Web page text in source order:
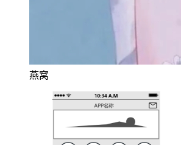
燕窝